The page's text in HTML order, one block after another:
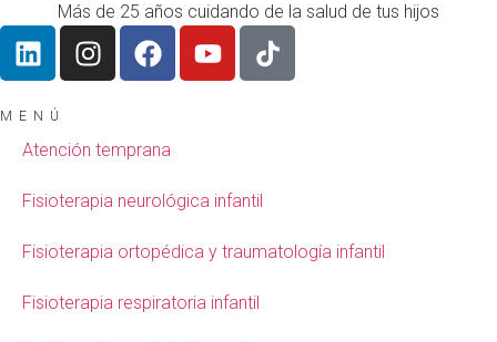
Más de 25 años cuidando de la salud de tus hijos
MENÚ
Atención temprana
Fisioterapia neurológica infantil
Fisioterapia ortopédica y traumatología infantil
Fisioterapia respiratoria infantil